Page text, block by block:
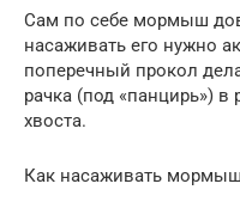
Сам по себе мормыш
насаживать его нужно
поперечный прокол
рачка (под «панцирь»)
хвоста.
Как насаживать